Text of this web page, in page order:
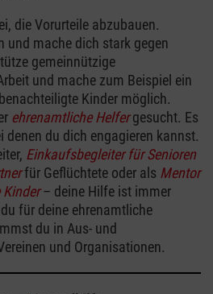
die Vorurteile abzubauen.
und mache dich stark gegen
gemeinnützige
und mache zum Beispiel ein
Kinder möglich.
ehrenamtliche Helfergesucht. Es
denen du dich engagieren kannst.
Einkaufsbegleiter für Senioren
für Geflüchtete oder als Mentor
– deine Hilfe ist immer
für deine ehrenamtliche
du in Aus- und
und Organisationen.